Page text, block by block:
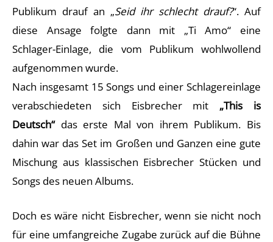
Publikum drauf an „Seid ihr schlecht drauf?“. Auf
diese Ansage folgte dann mit „Ti Amo“ eine
Schlager-Einlage, die vom Publikum wohlwollend
aufgenommen wurde.
Nach insgesamt 15 Songs und einer Schlagereinlage
verabschiedeten sich Eisbrecher mit „This is
Deutsch“das erste Mal von ihrem Publikum. Bis
dahin war das Set im Großen und Ganzen eine gute
Mischung aus klassischen Eisbrecher Stücken und
Songs des neuen Albums.
Doch es wäre nicht Eisbrecher, wenn sie nicht noch
für eine umfangreiche Zugabe zurück auf die Bühne